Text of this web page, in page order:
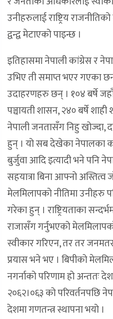
उनीहरुलाई राष्ट्रिय
द्वन्द्व मेटाएको पाइन्छ ।
इतिहासमा नेपाली कांग्रेस र
उभिए ती समाप्त भएर गएका
उदाहरणहरु छन् । १०४ बर्षे
पञ्चायती शासन, २४० बर्षे
नेपाली जनतासँग निहु खोज्दा,
हुन् । यो सब देखेका नेपालका
बुर्जुवा आदि इत्यादी भने पनि
सहयात्रा बिना आफ्नो
मेलमिलापको नीतिमा
गरेका हुन् । राष्ट्रियताका
राजासँग गर्नुभएको मेलमिलापको
स्वीकार गरिएन, तर तर
प्रयास भने भए । बिपीको
नगर्नाको परिणाम हो अन्ततः
२०६२।०६३ को परिवर्तनपछि
देशमा गणतन्त्र स्थापना भयो ।